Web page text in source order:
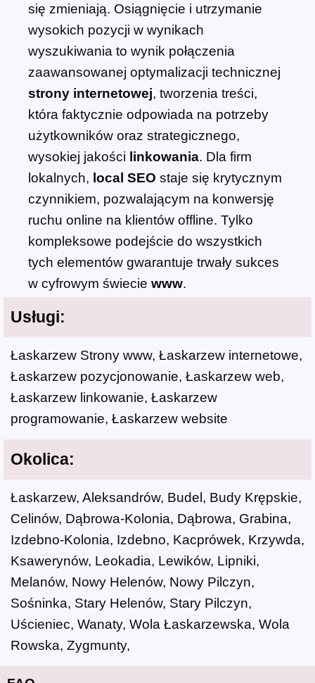
się zmieniają. Osiągnięcie i utrzymanie
wysokich pozycji w wynikach
wyszukiwania to wynik połączenia
zaawansowanej optymalizacji technicznej
strony internetowej, tworzenia treści,
która faktycznie odpowiada na potrzeby
użytkowników oraz strategicznego,
wysokiej jakości linkowania. Dla firm
lokalnych, local SEO staje się krytycznym
czynnikiem, pozwalającym na konwersję
ruchu online na klientów offline. Tylko
kompleksowe podejście do wszystkich
tych elementów gwarantuje trwały sukces
w cyfrowym świecie www.
Usługi:
Łaskarzew Strony www, Łaskarzew internetowe,
Łaskarzew pozycjonowanie, Łaskarzew web,
Łaskarzew linkowanie, Łaskarzew
programowanie, Łaskarzew website
Okolica:
Łaskarzew, Aleksandrów, Budel, Budy Krępskie,
Celinów, Dąbrowa-Kolonia, Dąbrowa, Grabina,
Izdebno-Kolonia, Izdebno, Kacprówek, Krzywda,
Ksawerynów, Leokadia, Lewików, Lipniki,
Melanów, Nowy Helenów, Nowy Pilczyn,
Sośninka, Stary Helenów, Stary Pilczyn,
Uścieniec, Wanaty, Wola Łaskarzewska, Wola
Rowska, Zygmunty,